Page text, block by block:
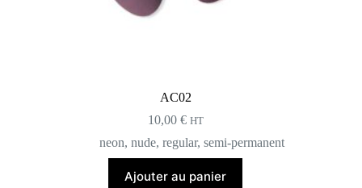
AC02
10,00 € HT
neon, nude, regular, semi-permanent
Ajouter au panier